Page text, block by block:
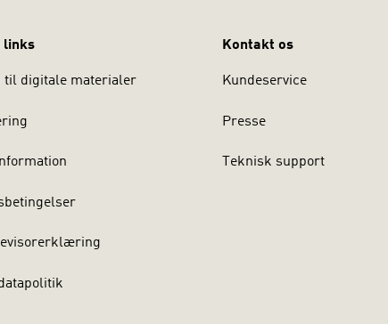
på lederuddannelser de seneste 20 år. Derudover har
links
til digitale materialer
Kontakt os
Kundeservice
Presse
Teknisk support